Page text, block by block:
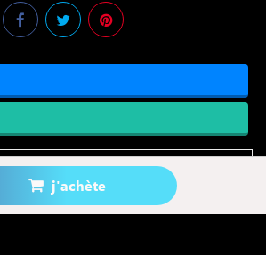
j'achète
lorsque le produit est disponible